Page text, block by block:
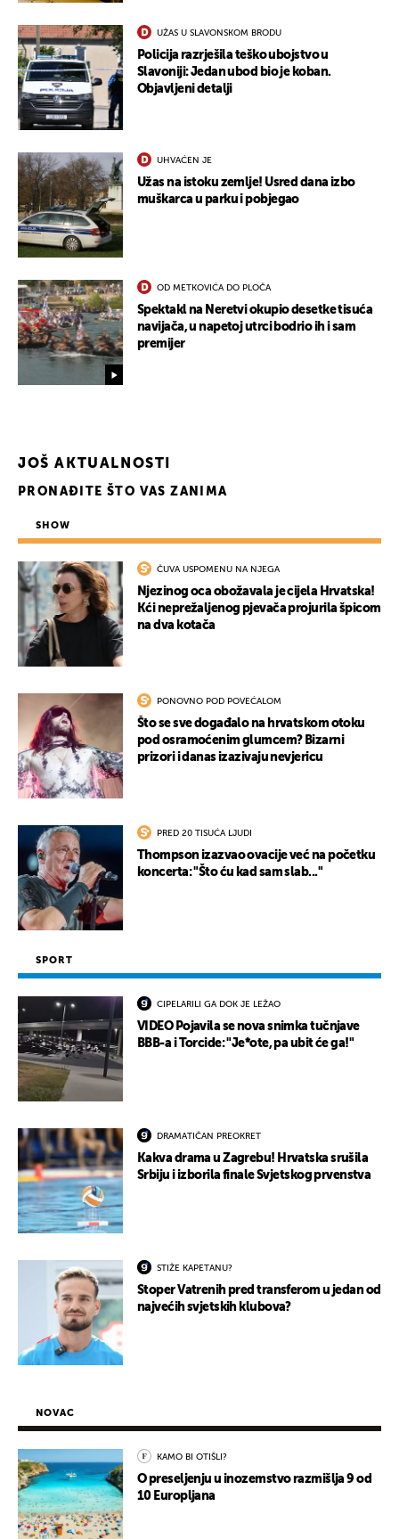
UŽAS U SLAVONSKOM BRODU
Policija razrješila teško ubojstvo u
Slavoniji: Jedan ubod bio je koban.
Objavljeni detalji
UHVAĆEN JE
Užas na istoku zemlje! Usred dana izbo
muškarca u parku i pobjegao
OD METKOVIĆA DO PLOČA
Spektakl na Neretvi okupio desetke tisuća
navijača, u napetoj utrci bodrio ih i sam
premijer
JOŠ AKTUALNOSTI
PRONAĐITE ŠTO VAS ZANIMA
SHOW
ČUVA USPOMENU NA NJEGA
Njezinog oca obožavala je cijela Hrvatska!
Kći neprežaljenog pjevača projurila špicom
na dva kotača
PONOVNO POD POVEĆALOM
Što se sve događalo na hrvatskom otoku
pod osramoćenim glumcem? Bizarni
prizori i danas izazivaju nevjericu
PRED 20 TISUĆA LJUDI
Thompson izazvao ovacije već na početku
koncerta: "Što ću kad sam slab..."
SPORT
CIPELARILI GA DOK JE LEŽAO
VIDEO Pojavila se nova snimka tučnjave
BBB-a i Torcide: "Je*ote, pa ubit će ga!"
DRAMATIČAN PREOKRET
Kakva drama u Zagrebu! Hrvatska srušila
Srbiju i izborila finale Svjetskog prvenstva
STIŽE KAPETANU?
Stoper Vatrenih pred transferom u jedan od
najvećih svjetskih klubova?
NOVAC
KAMO BI OTIŠLI?
O preseljenju u inozemstvo razmišlja 9 od
10 Europljana
UKLJUČITE NOTIFIKACIJE